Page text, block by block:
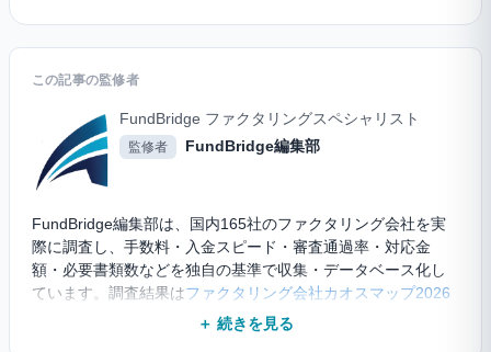
この記事の監修者
FundBridge ファクタリングスペシャリスト
監修者 FundBridge編集部
FundBridge編集部は、国内165社のファクタリング会社を実
際に調査し、手数料・入金スピード・審査通過率・対応金
額・必要書類数などを独自の基準で収集・データベース化し
ています。調査結果はファクタリング会社カオスマップ2026
として公開しており、業界全体を俯瞰できる一次データに基
＋ 続きを見る